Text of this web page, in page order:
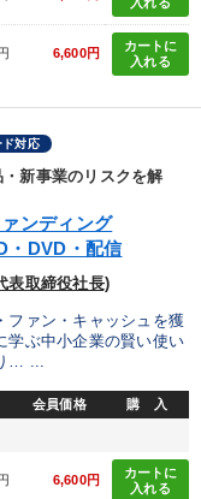
入れる
6,600円
カートに
入れる
ド対応
新事業のリスクを解
ンディング
・DVD・配信
取締役社長)
ファン・キャッシュを獲
学ぶ中小企業の賢い使い
… ...
会員価格 購 入
6,600円
カートに
入れる